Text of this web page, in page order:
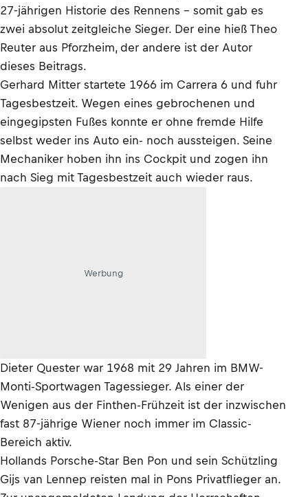
27-jährigen Historie des Rennens – somit gab es
zwei absolut zeitgleiche Sieger. Der eine hieß Theo
Reuter aus Pforzheim, der andere ist der Autor
dieses Beitrags.
Gerhard Mitter startete 1966 im Carrera 6 und fuhr
Tagesbestzeit. Wegen eines gebrochenen und
eingegipsten Fußes konnte er ohne fremde Hilfe
selbst weder ins Auto ein- noch aussteigen. Seine
Mechaniker hoben ihn ins Cockpit und zogen ihn
nach Sieg mit Tagesbestzeit auch wieder raus.
Werbung
Dieter Quester war 1968 mit 29 Jahren im BMW-
Monti-Sportwagen Tagessieger. Als einer der
Wenigen aus der Finthen-Frühzeit ist der inzwischen
fast 87-jährige Wiener noch immer im Classic-
Bereich aktiv.
Hollands Porsche-Star Ben Pon und sein Schützling
Gijs van Lennep reisten mal in Pons Privatflieger an.